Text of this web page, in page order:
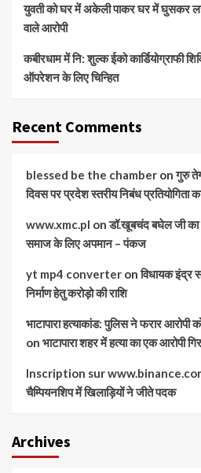
युवती को घर में अकेली पाकर घर में घुसकर
वाले आरोपी
कबीरधाम में नि: शुल्क ईको कार्डियोग्राफी
ऑपरेशन के लिए चिन्हित
Recent Comments
blessed be the chamber onगुरु
दिवस पर प्रदेश स्तरीय निबंध प्रतियोगिता
www.xmc.pl onडॉ.खूबचंद बघेल जी का
समाज के लिए अपमान – पंकज
yt mp4 converter onविधायक इंद्र
निर्माण हेतु करोड़ो की राशि
भाटापारा हत्याकांड: पुलिस ने फरार आरोपी
on भाटापारा शहर में हत्या का एक आरोपी
Inscription sur
चैम्पियनशिप में खिलाड़ियों ने जीते पदक
Archives